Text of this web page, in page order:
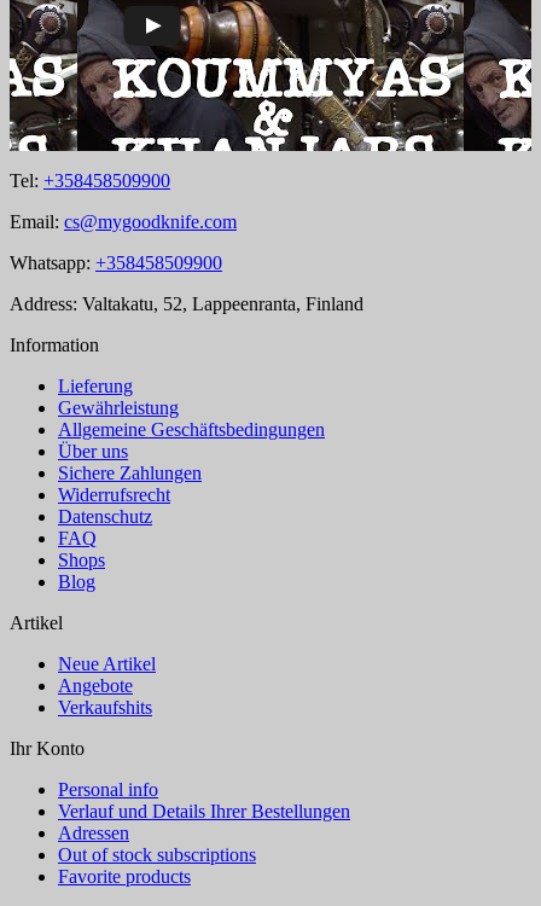
Tel: +358458509900
Email: cs@mygoodknife.com
Whatsapp: +358458509900
Address: Valtakatu, 52, Lappeenranta, Finland
Information
Lieferung
Gewährleistung
Allgemeine Geschäftsbedingungen
Über uns
Sichere Zahlungen
Widerrufsrecht
Datenschutz
FAQ
Shops
Blog
Artikel
Neue Artikel
Angebote
Verkaufshits
Ihr Konto
Personal info
Verlauf und Details Ihrer Bestellungen
Adressen
Out of stock subscriptions
Favorite products